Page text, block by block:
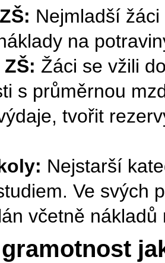
Nejmladší
na
Žáci se vžili
s průměrnou
tvořit
Nejstarší
Ve svých
včetně